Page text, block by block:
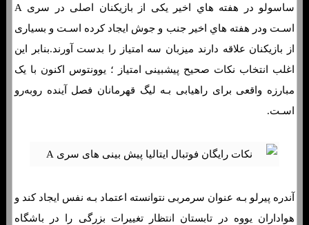
ساسولو در هفته هاي‌ اخیر یکی از بازیکنان اصلی در سری A
اسـت ودر هفته هاي‌ اخیر جنب و جوش ایجاد کرده اسـت و بسیاری
از بازیکنان علاقه دارند میزبان سه امتیاز را بدست آورند.بنابر این
اغلب انتخاب نکات صحیح پیشبینی امتیاز ؛ یوونتوس اکنون با یک
مبارزه واقعی برای راهیابی بـه لیگ قهرمانان فصل آینده روبه‌رو
اسـت.
آندره پیرلو بـه عنوان سرمربی نتوانسته اعتماد بـه نفس ایجاد کند و
هواداران یووه در تابستان انتظار تغییرات بزرگی را در باشگاه